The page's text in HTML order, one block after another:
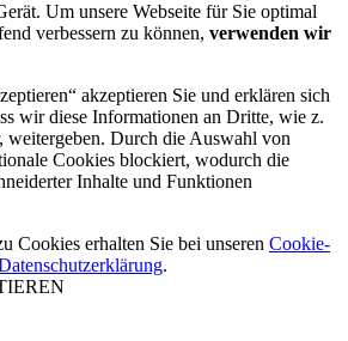
Um unsere Webseite für Sie optimal
verbessern zu können, verwenden wir
akzeptieren Sie und erklären sich
wir diese Informationen an Dritte, wie z.
weitergeben. Durch die Auswahl von
Cookies blockiert, wodurch die
Inhalte und Funktionen
Cookies erhalten Sie bei unseren Cookie-
.